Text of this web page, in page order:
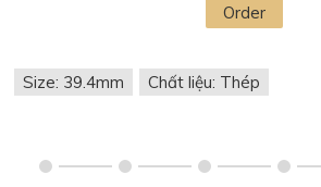
Order
Size: 39.4mm Chất liệu: Thép